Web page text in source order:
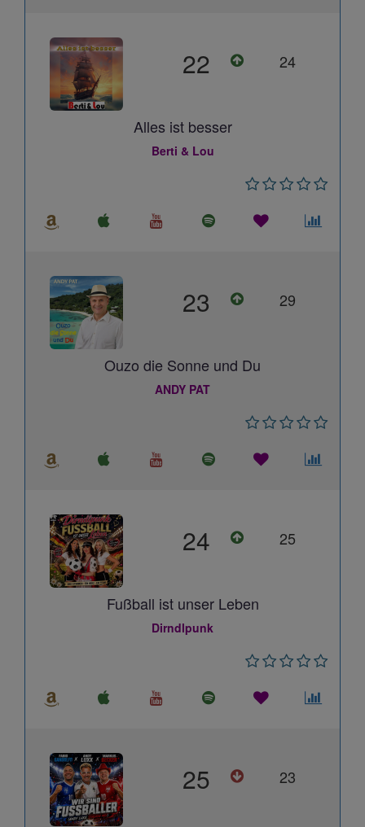
22 24
Alles ist besser
Berti & Lou
23 29
Ouzo die Sonne und Du
ANDY PAT
24 25
Fußball ist unser Leben
Dirndlpunk
25 23